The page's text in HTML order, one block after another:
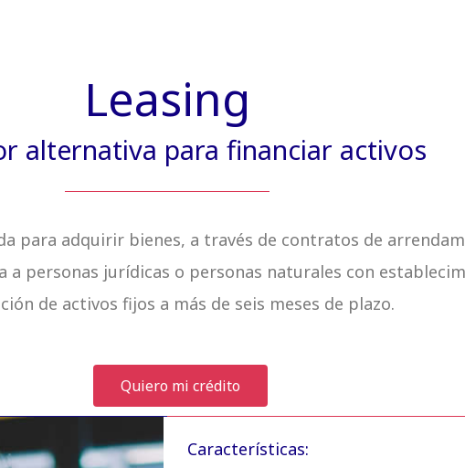
Leasing
alternativa para financiar activos
para adquirir bienes, a través de contratos de
a personas jurídicas o personas naturales con
de activos fijos a más de seis meses de plazo.
Quiero mi crédito
Características: